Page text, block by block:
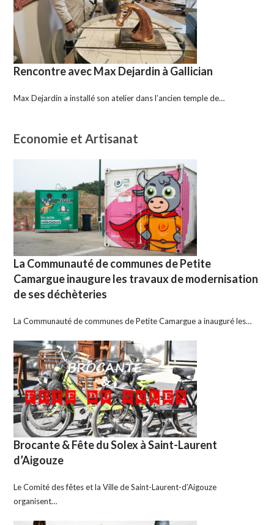
Rencontre avec Max Dejardin à Gallician
Max Dejardin a installé son atelier dans l’ancien temple de…
Economie et Artisanat
La Communauté de communes de Petite
Camargue inaugure les travaux de modernisation
de ses déchèteries
La Communauté de communes de Petite Camargue a inauguré les…
Brocante & Fête du Solex à Saint-Laurent
d’Aigouze
Le Comité des fêtes et la Ville de Saint-Laurent-d’Aigouze
organisent…